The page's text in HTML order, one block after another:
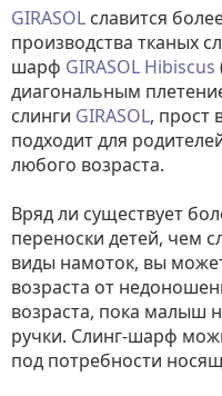
GIRASOL славится
производства тканых
шарф GIRASOL Hibiscus
диагональным
слинги GIRASOL, прост
подходит для
любого возраста.
Вряд ли существует
переноски детей, чем
виды намоток, вы
возраста от
возраста, пока малыш
ручки. Слинг-шарф
под потребности